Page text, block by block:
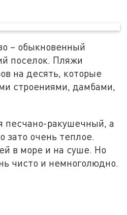
– обыкновенный
поселок. Пляжи
на десять, которые
строениями, дамбами,
песчано-ракушечный, а
зато очень теплое.
в море и на суше. Но
чисто и немноголюдно.